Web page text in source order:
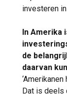
investeren
In Amerika
de
daarvan
Dat is deels